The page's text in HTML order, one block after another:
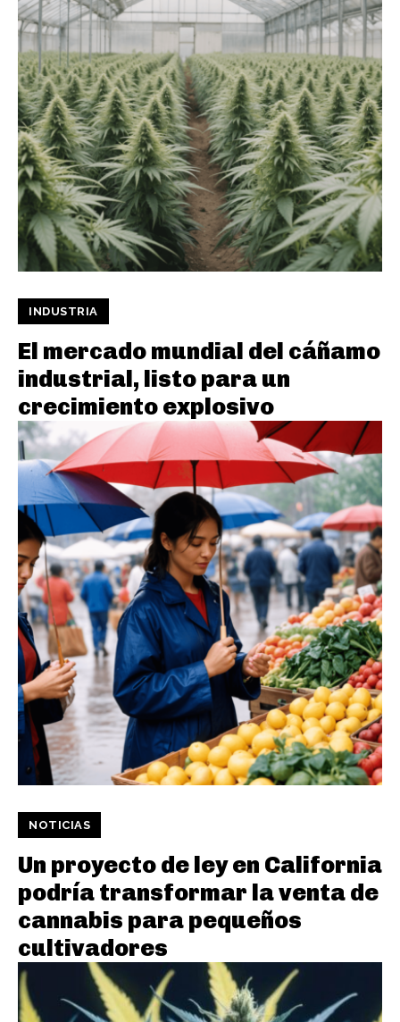
INDUSTRIA
El mercado mundial del cáñamo
industrial, listo para un
crecimiento explosivo
NOTICIAS
Un proyecto de ley en California
podría transformar la venta de
cannabis para pequeños
cultivadores